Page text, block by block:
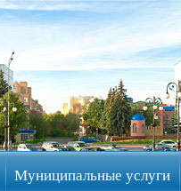
Муниципальные услуги